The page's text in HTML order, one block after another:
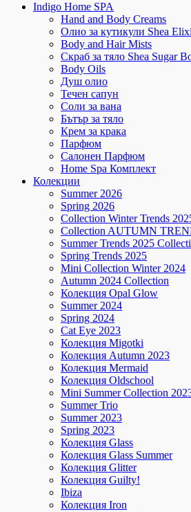
Indigo Home SPA
Hand and Body Creams
Олио за кутикули Shea
Body and Hair Mists
Скраб за тяло Shea Sugar
Body Oils
Душ олио
Течен сапун
Соли за вана
Бътър за тяло
Крем за крака
Парфюм
Салонен Парфюм
Home Spa Комплект
Колекции
Summer 2026
Spring 2026
Collection Winter Trends
Collection AUTUMN
Summer Trends 2025
Spring Trends 2025
Mini Collection Winter 2024
Autumn 2024 Collection
Колекция Opal Glow
Summer 2024
Spring 2024
Cat Eye 2023
Колекция Migotki
Колекция Autumn 2023
Колекция Mermaid
Колекция Oldschool
Mini Summer Collection
Summer Trio
Summer 2023
Spring 2023
Колекция Glass
Колекция Glass Summer
Колекция Glitter
Колекция Guilty!
Ibiza
Колекция Iron